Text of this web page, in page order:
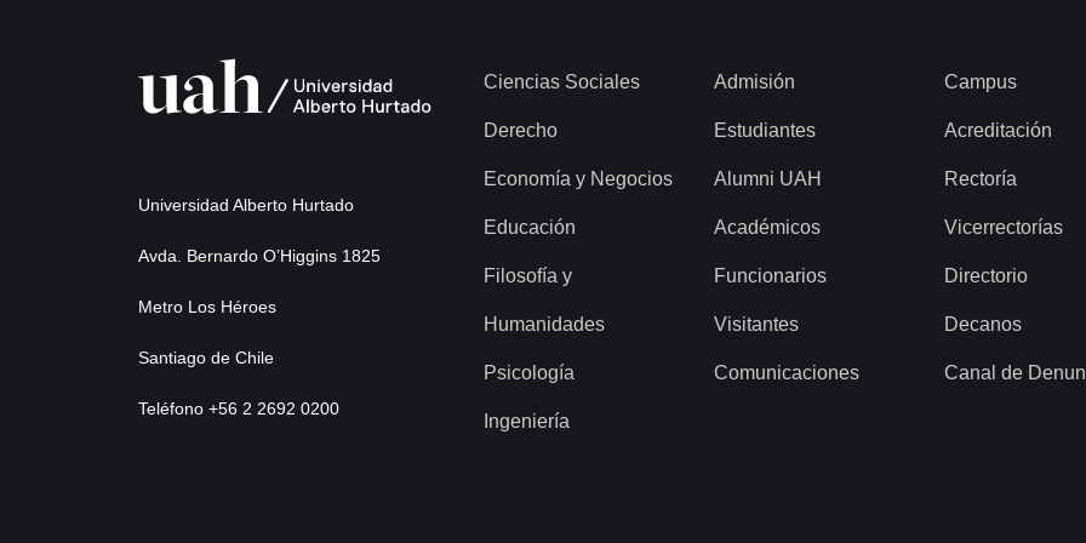
Universidad Alberto Hurtado
Avda. Bernardo O’Higgins 1825
Metro Los Héroes
Santiago de Chile
Teléfono +56 2 2692 0200
Ciencias Sociales
Derecho
Economía y Negocios
Educación
Filosofía y
Humanidades
Psicología
Ingeniería
Admisión
Estudiantes
Alumni UAH
Académicos
Funcionarios
Visitantes
Comunicaciones
Campus
Acreditación
Rectoría
Vicerrectorías
Directorio
Decanos
Canal de